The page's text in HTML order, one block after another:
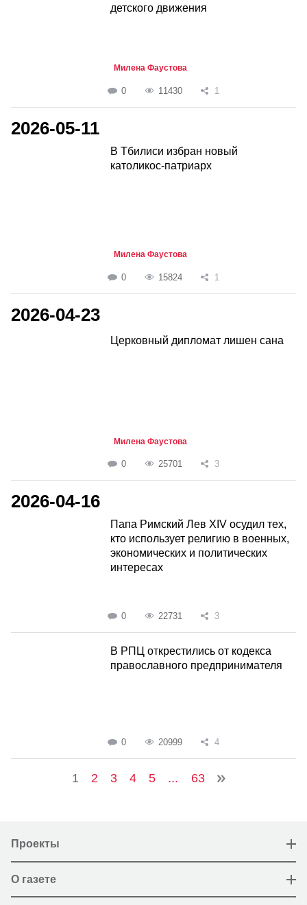
детского движения
Милена Фаустова
0 11430 1
2026-05-11
В Тбилиси избран новый
католикос-патриарх
Милена Фаустова
0 15824 1
2026-04-23
Церковный дипломат лишен сана
Милена Фаустова
0 25701 3
2026-04-16
Папа Римский Лев XIV осудил тех,
кто использует религию в военных,
экономических и политических
интересах
0 22731 3
В РПЦ открестились от кодекса
православного предпринимателя
0 20999 4
1 2 3 4 5 ... 63
Проекты
О газете